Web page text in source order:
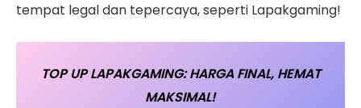
tempat legal dan tepercaya, seperti Lapakgaming!
TOP UP LAPAKGAMING: HARGA FINAL, HEMAT
MAKSIMAL!